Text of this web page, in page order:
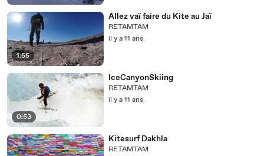
1:55
Allez vaï faire du Kite au Jaï
RETAMTAM
il y a 11 ans
0:53
IceCanyonSkiing
RETAMTAM
il y a 11 ans
Kitesurf Dakhla
RETAMTAM